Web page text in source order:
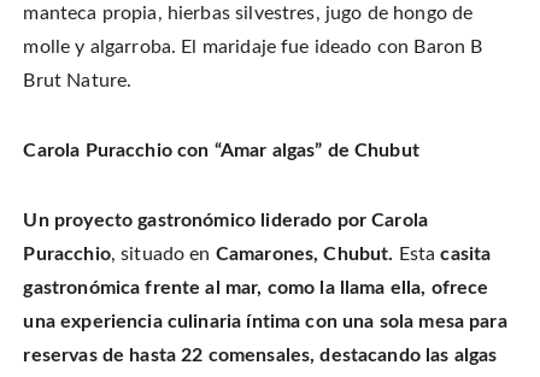
manteca propia, hierbas silvestres, jugo de hongo de
molle y algarroba. El maridaje fue ideado con Baron B
Brut Nature.
Carola Puracchio con “Amar algas” de Chubut
Un proyecto gastronómico liderado por Carola
Puracchio, situado en Camarones, Chubut. Esta casita
gastronómica frente al mar, como la llama ella, ofrece
una experiencia culinaria íntima con una sola mesa para
reservas de hasta 22 comensales, destacando las algas